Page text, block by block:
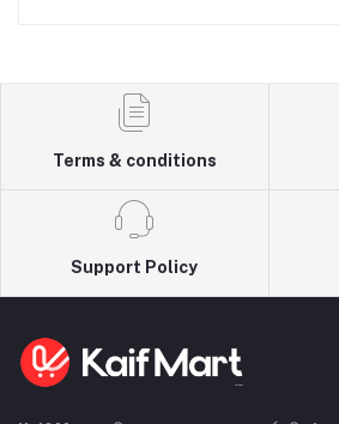
Terms & conditions
Support Policy